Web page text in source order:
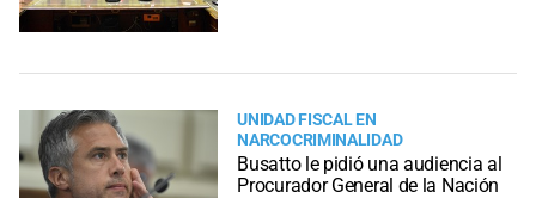
UNIDAD FISCAL EN
NARCOCRIMINALIDAD
Busatto le pidió una audiencia al
Procurador General de la Nación